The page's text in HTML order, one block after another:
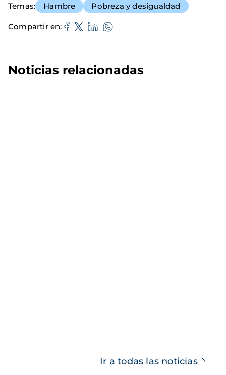
Temas Hambre Pobreza y desigualdad
Compartir en
Noticias relacionadas
Ir a todas las noticias